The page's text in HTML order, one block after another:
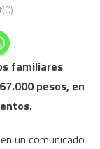
familiares
pesos, en
un comunicado